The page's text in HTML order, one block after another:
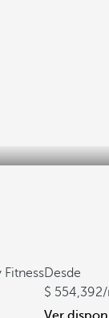
FitnessDesde
554,392